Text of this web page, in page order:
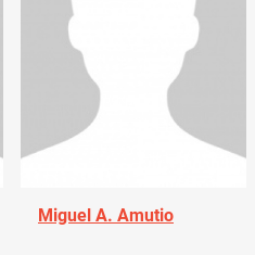
Miguel A. Amutio